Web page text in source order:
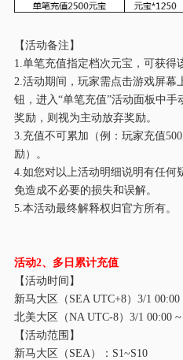
【活动备注】
1.单笔充值指定档次元宝，可获得
2.活动期间，玩家需点击游戏屏幕
钮，进入“单笔充值”活动面板中
奖励，则视为主动放弃奖励。
3.充值不可累加（例：玩家充值
励）。
4.如您对以上活动明细说明有任何
免造成不必要的损失和误解。
5.本活动最终解释权归官方所有。
活动2、多日累计充值
【活动时间】
新马大区（SEA UTC+8） 3/1 00:00
北美大区（NA UTC-8） 3/1 00:00 ~
【活动范围】
新马大区（SEA）：S1~S10